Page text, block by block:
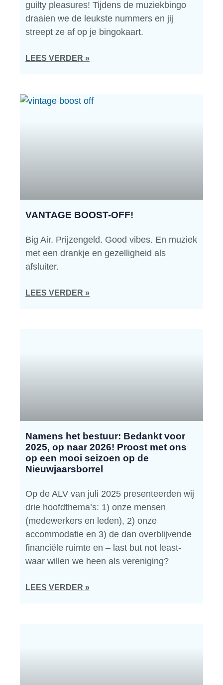
guilty pleasures! Tijdens de muziekbingo
draaien we de leukste nummers en jij
streept ze af op je bingokaart.
LEES VERDER »
VANTAGE BOOST-OFF!
Big Air. Prijzengeld. Good vibes. En muziek
met een drankje en gezelligheid als
afsluiter.
LEES VERDER »
Namens het bestuur: Bedankt voor
2025, op naar 2026! Proost met ons
op een mooi seizoen op de
Nieuwjaarsborrel
Op de ALV van juli 2025 presenteerden wij
drie hoofdthema’s: 1) onze mensen
(medewerkers en leden), 2) onze
accommodatie en 3) de dan overblijvende
financiële ruimte en – last but not least-
waar willen we heen als vereniging?
LEES VERDER »